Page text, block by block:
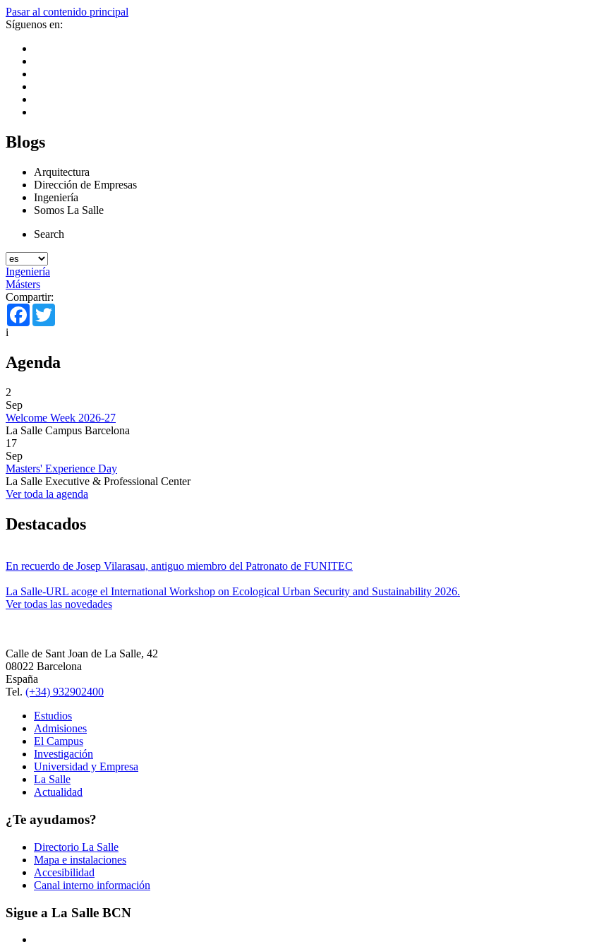
Pasar al contenido principal
Síguenos en:
Blogs
Arquitectura
Dirección de Empresas
Ingeniería
Somos La Salle
Search
Ingeniería
Másters
Compartir:
Facebook
i
Agenda
2
Sep
Welcome Week 2026-27
La Salle Campus Barcelona
17
Sep
Masters' Experience Day
La Salle Executive & Professional Center
Ver toda la agenda
Destacados
En recuerdo de Josep Vilarasau, antiguo miembro del Patronato de FUNITEC
La Salle-URL acoge el International Workshop on Ecological Urban Security and Sustainability 2026.
Ver todas las novedades
Calle de Sant Joan de La Salle, 42
08022 Barcelona
España
Tel. (+34) 932902400
Estudios
Admisiones
El Campus
Investigación
Universidad y Empresa
La Salle
Actualidad
¿Te ayudamos?
Directorio La Salle
Mapa e instalaciones
Accesibilidad
Canal interno información
Sigue a La Salle BCN